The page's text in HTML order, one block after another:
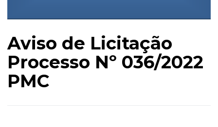
Aviso de Licitação
Processo Nº 036/2022
PMC